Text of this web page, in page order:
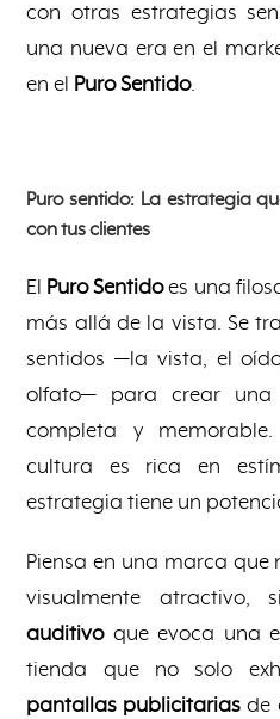
con otras estrategias
una nueva era en el
en el Puro Sentido.
Puro sentido: La estrategia
con tus clientes
El Puro Sentidoes una
más allá de la vista. Se
sentidos —la vista, el
olfato— para crear una
completa y
cultura es rica en
estrategia tiene un
Piensa en una marca que
visualmente atractivo,
auditivoque evoca una
tienda que no solo
pantallas publicitarias de